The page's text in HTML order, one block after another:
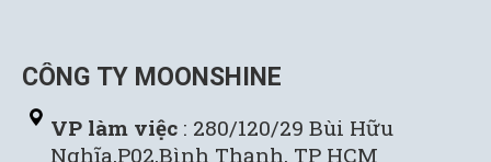
CÔNG TY MOONSHINE
VP làm việc : 280/120/29 Bùi Hữu
Nghĩa,P02,Bình Thạnh, TP HCM